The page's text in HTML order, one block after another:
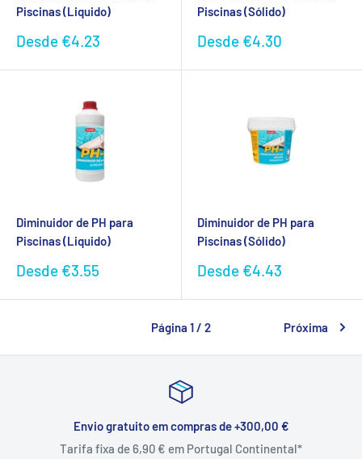
Piscinas (Liquido)
Preço
Desde €4.23
Piscinas (Sólido)
Preço
Desde €4.30
Diminuidor de PH para
Piscinas (Liquido)
Preço
Desde €3.55
Diminuidor de PH para
Piscinas (Sólido)
Preço
Desde €4.43
Página 1 / 2 Próxima
Envio gratuito em compras de +300,00 €
Tarifa fixa de 6,90 € em Portugal Continental*